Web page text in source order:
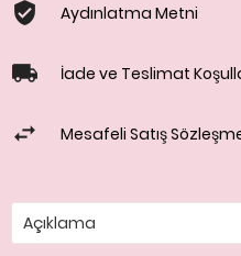
Aydınlatma Metni
İade ve Teslimat
Mesafeli Satış
Açıklama